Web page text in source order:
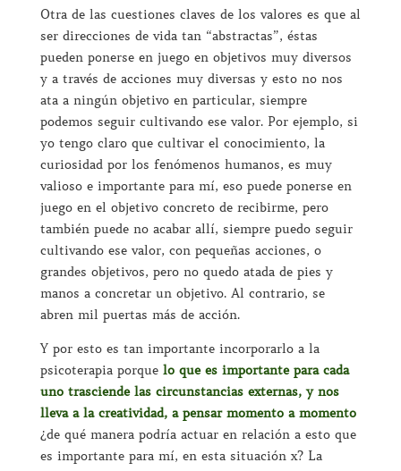
Otra de las cuestiones claves de los valores es que al
ser direcciones de vida tan “abstractas”, éstas
pueden ponerse en juego en objetivos muy diversos
y a través de acciones muy diversas y esto no nos
ata a ningún objetivo en particular, siempre
podemos seguir cultivando ese valor. Por ejemplo, si
yo tengo claro que cultivar el conocimiento, la
curiosidad por los fenómenos humanos, es muy
valioso e importante para mí, eso puede ponerse en
juego en el objetivo concreto de recibirme, pero
también puede no acabar allí, siempre puedo seguir
cultivando ese valor, con pequeñas acciones, o
grandes objetivos, pero no quedo atada de pies y
manos a concretar un objetivo. Al contrario, se
abren mil puertas más de acción.
Y por esto es tan importante incorporarlo a la
psicoterapia porque lo que es importante para cada
uno trasciende las circunstancias externas, y nos
lleva a la creatividad, a pensar momento a momento
¿de qué manera podría actuar en relación a esto que
es importante para mí, en esta situación x? La